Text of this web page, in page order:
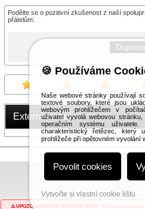
Podělte se o pozitivní zkušenost z naší
přátelům:
Externí modul
© 2026 WEXBO
🍪 Používáme
Naše webové stránky používají
textové soubory, které jsou
webovým prohlížečem v
uživatel vyvolá webovou
operačním systému
charakteristický řetězec, který
prohlížeče při opětovném vyvolání
Povolit cookies
Vytvořte si vlastní cookie lištu
⚠️ UPOZORNĚNÍ PRO SPRÁVCE WEBU: Používáte